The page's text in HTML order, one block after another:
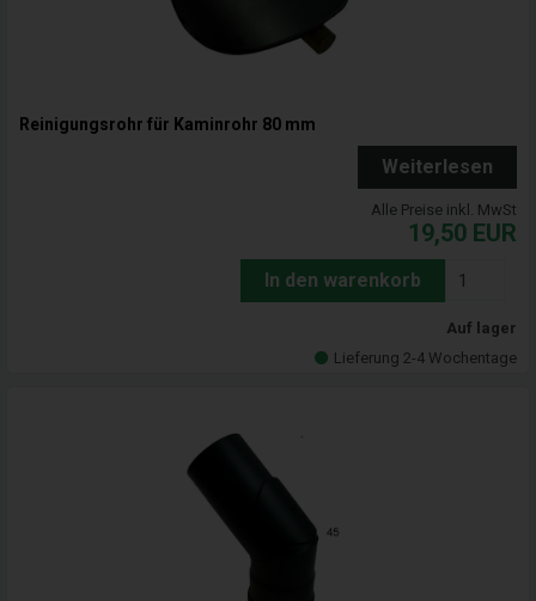
Reinigungsrohr für Kaminrohr 80 mm
Weiterlesen
Alle Preise inkl. MwSt
19,50 EUR
In den warenkorb
Auf lager
Lieferung 2-4 Wochentage